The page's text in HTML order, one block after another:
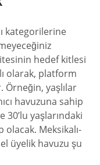
kategorilerine
hedef kitlesi
olarak, platform
Örneğin, yaşlılar
havuzuna sahip
30’lu yaşlarındaki
Meksikalı-
üyelik havuzu şu